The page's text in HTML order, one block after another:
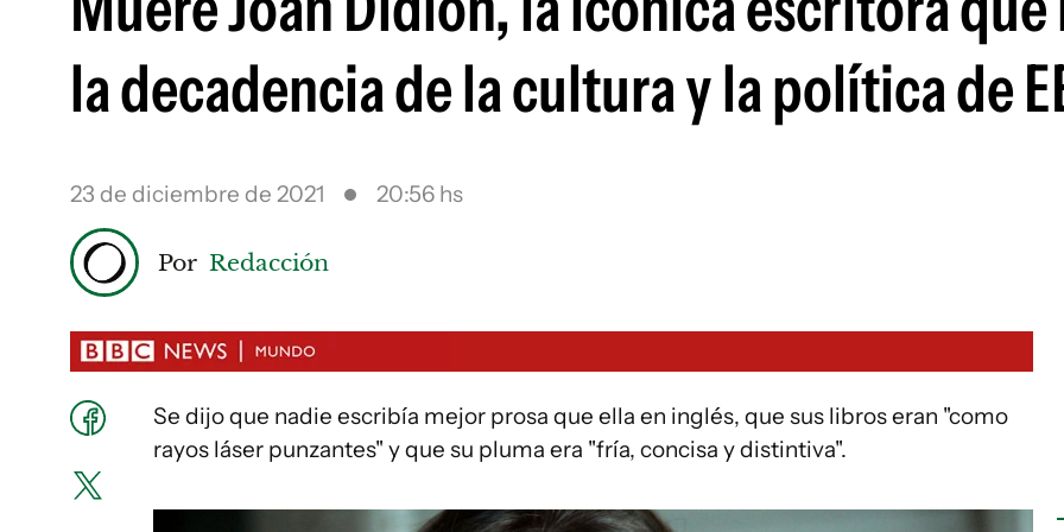
la decadencia de la cultura y la política de
23 de diciembre de 2021 20:56 hs
Por Redacción
Se dijo que nadie escribía mejor prosa que ella en inglés, que sus libros eran "como
rayos láser punzantes" y que su pluma era "fría, concisa y distintiva".